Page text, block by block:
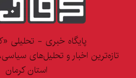
پایگاه خبری - تحلیلی
تازه‌ترین اخبار و تحلیل‌های
استان کرمان